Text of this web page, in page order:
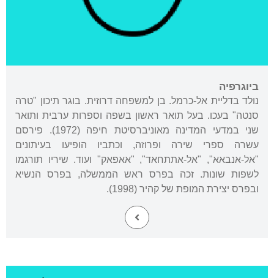
ביוגרפיה
נולד בדליית אל-כרמל. בן למשפחה דרוזית. בוגר תיכון "טרה
סנטה" בעכו. בעל תואר ראשון בשפה וספרות ערבית ותואר
שני במדעי המדינה מאוניברסיטת חיפה (1972). פירסם
עשרה ספרי שירה ופרוזה, וכתביו הופיעו בעיתונים
"אל-אנבאא", "אל-אתתחאד", "אאפאק" ועוד. שיריו תורגמו
לשפות שונות. זכה בפרס ראש הממשלה, בפרס הנשיא
ובפרס יצירת המופת של קהיר (1998).